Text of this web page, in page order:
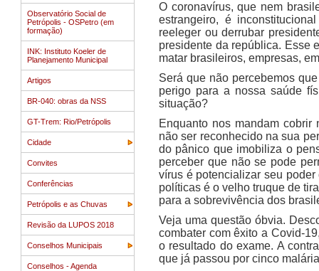
Observatório Social de
Petrópolis - OSPetro (em
formação)
INK: Instituto Koeler de
Planejamento Municipal
Artigos
BR-040: obras da NSS
GT-Trem: Rio/Petrópolis
Cidade
Convites
Conferências
Petrópolis e as Chuvas
Revisão da LUPOS 2018
Conselhos Municipais
Conselhos - Agenda
O coronavírus, que nem
estrangeiro, é
reeleger ou derrubar
presidente da república. Esse
matar brasileiros, empresas,
Será que não percebemos
perigo para a nossa saúde
situação?
Enquanto nos mandam
não ser reconhecido na sua
do pânico que imobiliza o
perceber que não se pode
vírus é potencializar seu
políticas é o velho truque de
para a sobrevivência dos
Veja uma questão óbvia.
combater com êxito a Covid-
o resultado do exame. A
que já passou por cinco